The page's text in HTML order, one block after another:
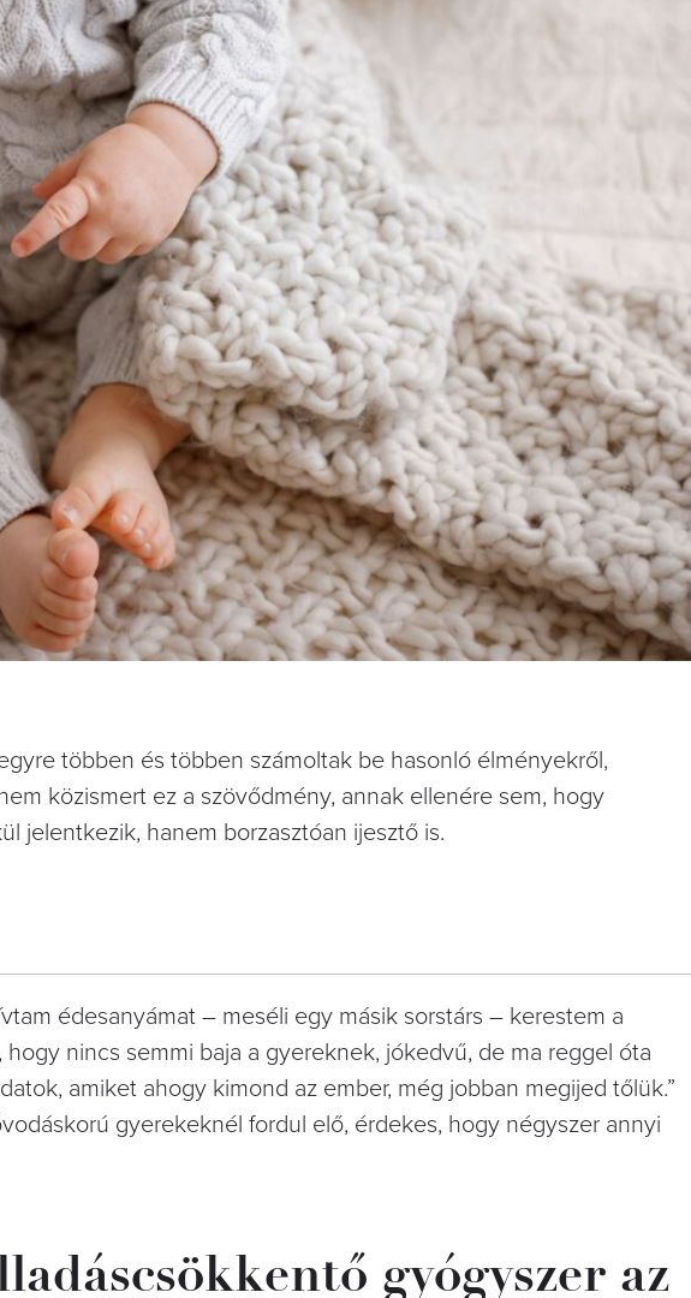
többen és többen számoltak be hasonló élményekről,
közismert ez a szövődmény, annak ellenére sem, hogy
jelentkezik, hanem borzasztóan ijesztő is.
édesanyámat – meséli egy másik sorstárs – kerestem a
nincs semmi baja a gyereknek, jókedvű, de ma reggel óta
amiket ahogy kimond az ember, még jobban megijed tőlük.”
gyerekeknél fordul elő, érdekes, hogy négyszer annyi
gyógyszer az